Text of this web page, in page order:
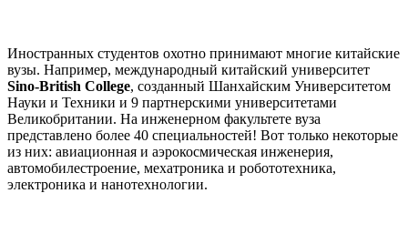
Иностранных студентов охотно принимают многие китайские
вузы. Например, международный китайский университет
Sino-British College, созданный Шанхайским Университетом
Науки и Техники и 9 партнерскими университетами
Великобритании. На инженерном факультете вуза
представлено более 40 специальностей! Вот только некоторые
из них: авиационная и аэрокосмическая инженерия,
автомобилестроение, мехатроника и робототехника,
электроника и нанотехнологии.